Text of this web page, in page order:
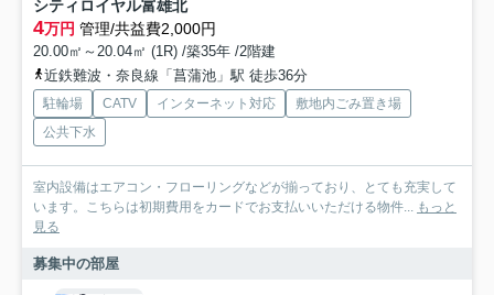
シティロイヤル富雄北
4万円 管理/共益費2,000円
20.00㎡～20.04㎡ (1R) /築35年 /2階建
近鉄難波・奈良線「菖蒲池」駅 徒歩36分
駐輪場 CATV インターネット対応
敷地内ごみ置き場
公共下水
室内設備はエアコン・フローリングなどが揃っており、とても充実して
います。こちらは初期費用をカードでお支払いいただける物件... もっと
見る
募集中の部屋